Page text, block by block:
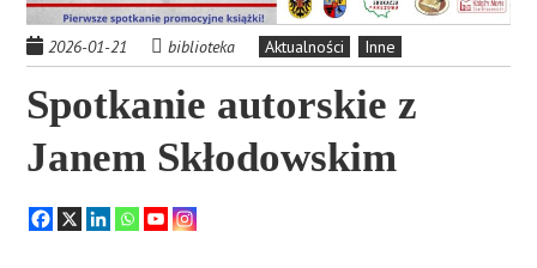
2026-01-21 biblioteka Aktualności Inne
Spotkanie autorskie z
Janem Skłodowskim